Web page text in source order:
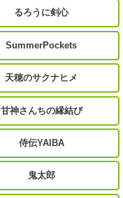
るろうに剣心
SummerPockets
天穂のサクナヒメ
甘神さんちの縁結び
侍伝YAIBA
鬼太郎